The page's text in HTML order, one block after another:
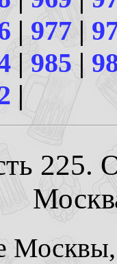
| 977 |
| 985|
|
225.